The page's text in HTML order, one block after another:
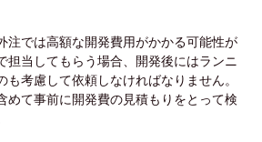
注では高額な開発費用がかかる可能性が
担当してもらう場合、開発後にはランニ
も考慮して依頼しなければなりません。
めて事前に開発費の見積もりをとって検